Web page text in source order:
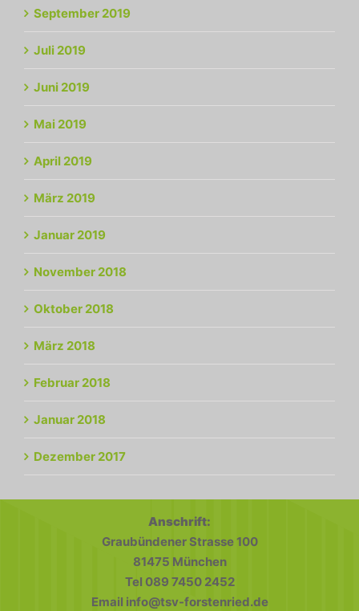
September 2019
Juli 2019
Juni 2019
Mai 2019
April 2019
März 2019
Januar 2019
November 2018
Oktober 2018
März 2018
Februar 2018
Januar 2018
Dezember 2017
Anschrift:
Graubündener Strasse 100
81475 München
Tel 089 7450 2452
Email info@tsv-forstenried.de